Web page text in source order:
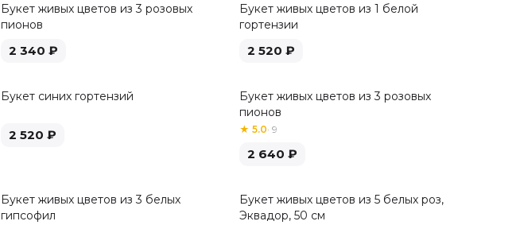
Букет живых цветов из 3 розовых
пионов
2 340 ₽
Букет живых цветов из 1 белой
гортензии
2 520 ₽
Букет синих гортензий
2 520 ₽
Букет живых цветов из 3 розовых
пионов
★ 5.0· 9
2 640 ₽
Букет живых цветов из 3 белых
гипсофил
Хит
Букет живых цветов из 5 белых роз,
Эквадор, 50 см